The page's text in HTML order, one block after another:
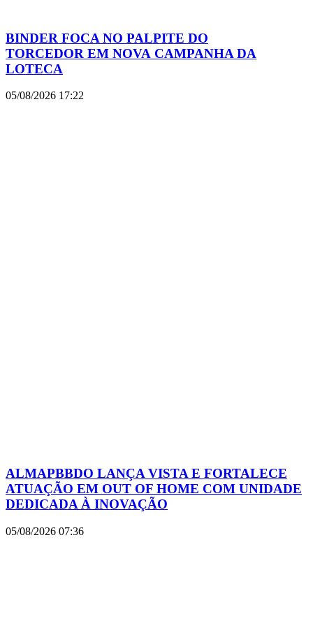
BINDER FOCA NO PALPITE DO
TORCEDOR EM NOVA CAMPANHA DA
LOTECA
05/08/2026 17:22
ALMAPBBDO LANÇA VISTA E FORTALECE
ATUAÇÃO EM OUT OF HOME COM UNIDADE
DEDICADA À INOVAÇÃO
05/08/2026 07:36